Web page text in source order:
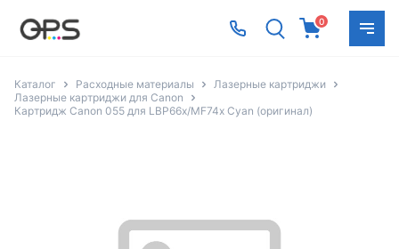
0
Каталог Расходные материалы
Лазерные картриджи
Лазерные картриджи для Canon
Картридж Canon 055 для LBP66x/MF74x Cyan (оригинал)